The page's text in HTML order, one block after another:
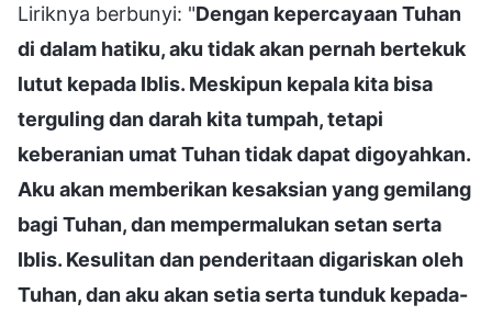
Liriknya berbunyi: "Dengan kepercayaan Tuhan
di dalam hatiku, aku tidak akan pernah bertekuk
lutut kepada Iblis. Meskipun kepala kita bisa
terguling dan darah kita tumpah, tetapi
keberanian umat Tuhan tidak dapat digoyahkan.
Aku akan memberikan kesaksian yang gemilang
bagi Tuhan, dan mempermalukan setan serta
Iblis. Kesulitan dan penderitaan digariskan oleh
Tuhan, dan aku akan setia serta tunduk kepada-